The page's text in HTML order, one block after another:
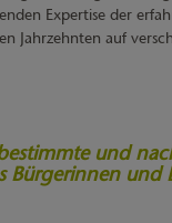
Expertise der
Jahrzehnten auf
und
Bürgerinnen und